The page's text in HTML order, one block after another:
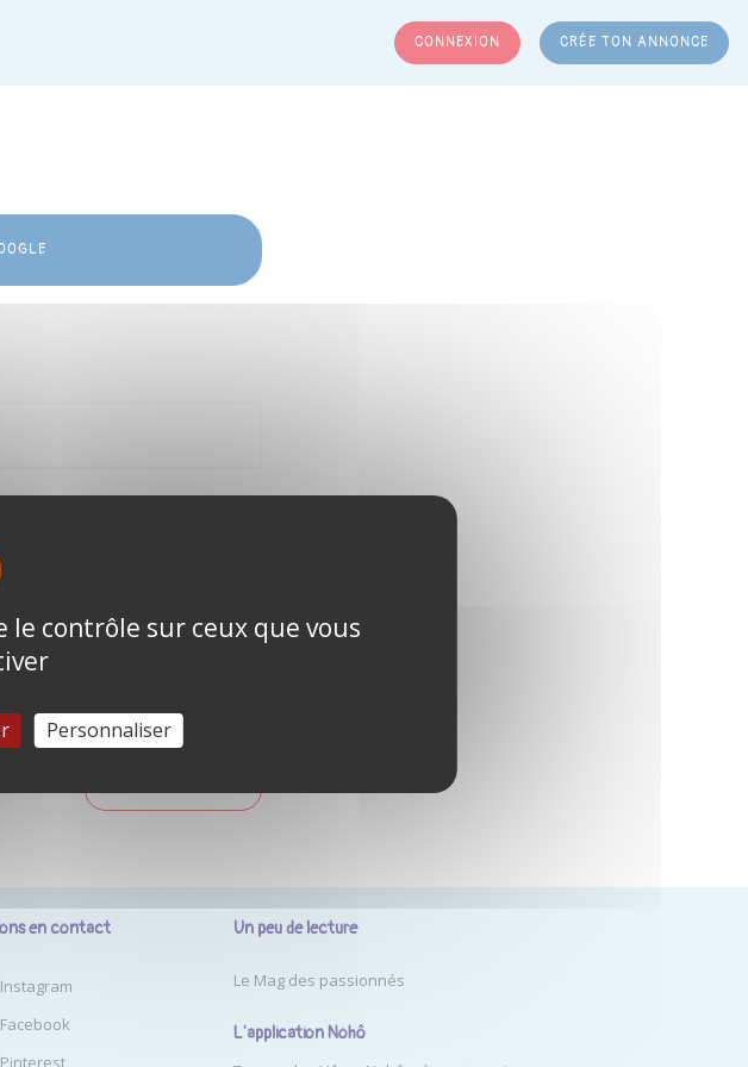
CONNEXION CRÉE TON ANNONCE
CRÉER UN COMPTE
en contact
Instagram
Facebook
Pinterest
Un peu de lecture
Le Mag des passionnés
L'application Nohô
le contrôle sur ceux que vous
Personnaliser